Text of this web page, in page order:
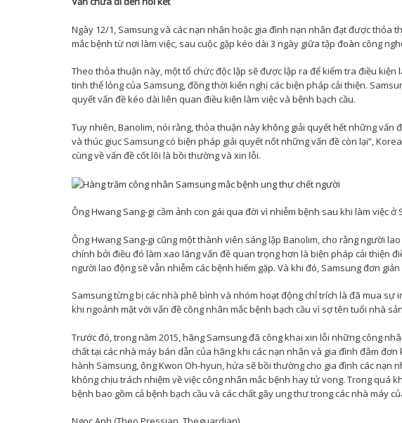
Ngày 12/1, Samsung và các nạn nhân hoặc gia đình nạn nhân đạt được thỏa
mắc bệnh từ nơi làm việc, sau cuộc gặp kéo dài 3 ngày giữa tập đoàn công
Theo thỏa thuận này, một tổ chức độc lập sẽ được lập ra để kiểm tra điều
tinh thể lỏng của Samsung, đồng thời kiến nghị các biện pháp cải thiện.
quyết vấn đề kéo dài liên quan điều kiện làm việc và bệnh bạch cầu.
Tuy nhiên, Banolim, nói rằng, thỏa thuận này không giải quyết hết những vấn
và thúc giục Samsung có biện pháp giải quyết nốt những vấn đề còn lại”,
cùng về vấn đề cốt lõi là bồi thường và xin lỗi.
Ông Hwang Sang-gi cầm ảnh con gái qua đời vì nhiễm bệnh sau khi làm việc
Ông Hwang Sang-gi cũng một thành viên sáng lập Banolim, cho rằng người
chính bởi điều đó làm xao lãng vấn đề quan trọng hơn là biện pháp cải thiện
người lao động sẽ vẫn nhiễm các bệnh hiếm gặp. Và khi đó, Samsung đơn
Samsung từng bị các nhà phê bình và nhóm hoạt động chỉ trích là đã mua
khi ngoảnh mặt với vấn đề công nhân mắc bệnh bạch cầu vì sợ tên tuổi nhà
Trước đó, trong năm 2015, hãng Samsung đã công khai xin lỗi những công
chất tại các nhà máy bán dẫn của hãng khi các nạn nhân và gia đình đâm
hành Samsung, ông Kwon Oh-hyun, hứa sẽ bồi thường cho gia đình các nạn
không chịu trách nhiệm về việc công nhân mắc bệnh hay tử vong. Trong quá
bệnh bao gồm cả bệnh bạch cầu và các chất gây ung thư trong các nhà máy